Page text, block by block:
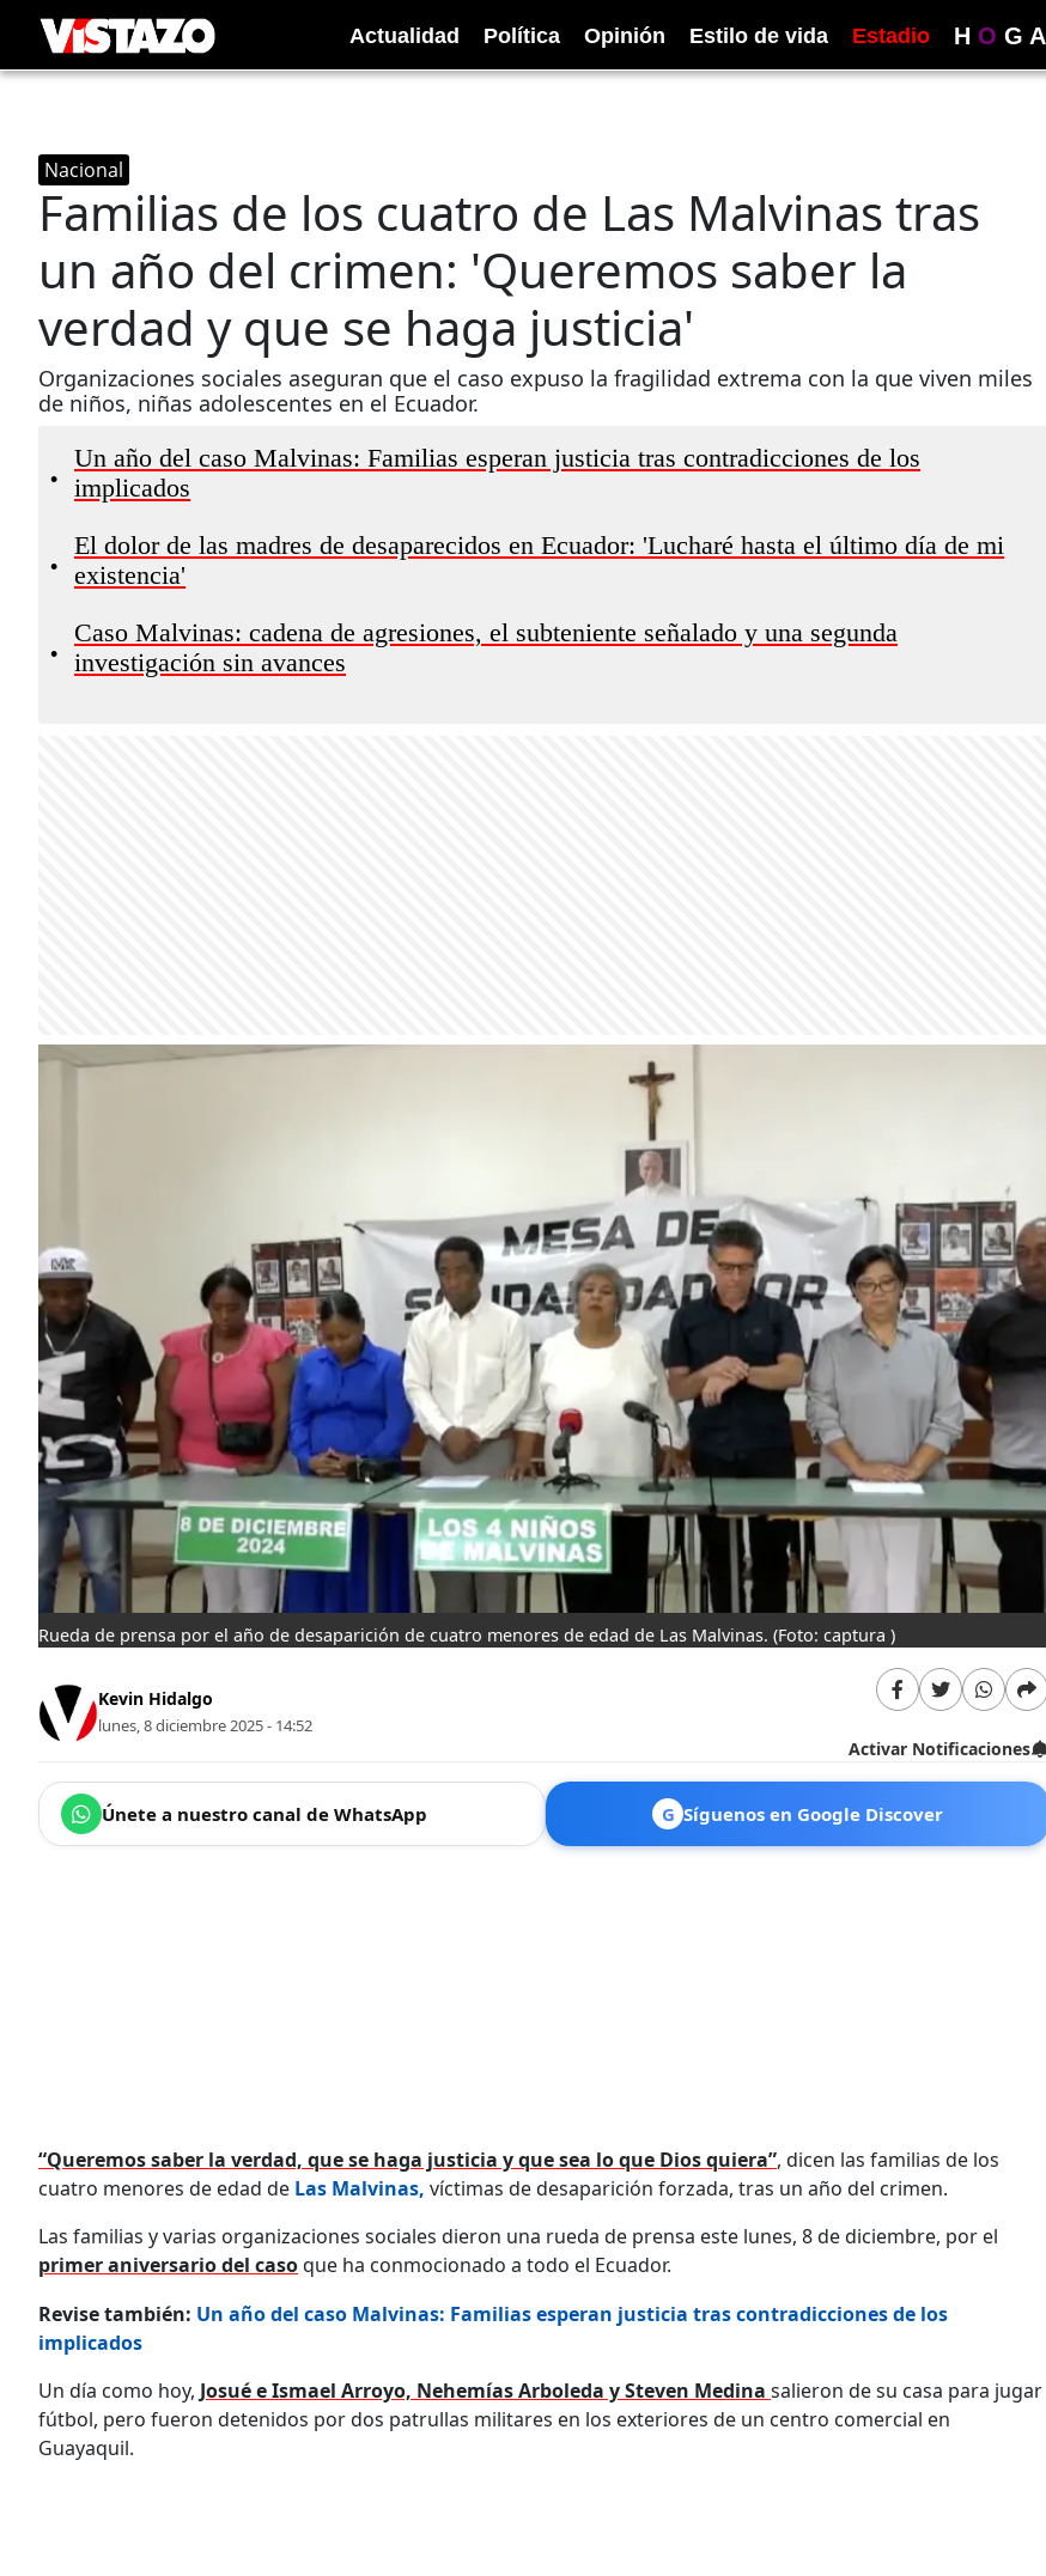
Actualidad Política Opinión Estilo de vida Estadio H O G A
Nacional
Familias de los cuatro de Las Malvinas tras
un año del crimen: 'Queremos saber la
verdad y que se haga justicia'
Organizaciones sociales aseguran que el caso expuso la fragilidad extrema con la que viven miles
de niños, niñas adolescentes en el Ecuador.
•
Un año del caso Malvinas: Familias esperan justicia tras contradicciones de los
implicados
•
El dolor de las madres de desaparecidos en Ecuador: 'Lucharé hasta el último día de mi
existencia'
•
Caso Malvinas: cadena de agresiones, el subteniente señalado y una segunda
investigación sin avances
Rueda de prensa por el año de desaparición de cuatro menores de edad de Las Malvinas. (Foto: captura )
Kevin Hidalgo
lunes, 8 diciembre 2025 - 14:52
Activar Notificaciones
Únete a nuestro canal de WhatsApp G Síguenos en Google Discover
“Queremos saber la verdad, que se haga justicia y que sea lo que Dios quiera”, dicen las familias de los
cuatro menores de edad de Las Malvinas, víctimas de desaparición forzada, tras un año del crimen.
Las familias y varias organizaciones sociales dieron una rueda de prensa este lunes, 8 de diciembre, por el
primer aniversario del casoque ha conmocionado a todo el Ecuador.
Revise también: Un año del caso Malvinas: Familias esperan justicia tras contradicciones de los
implicados
Un día como hoy, Josué e Ismael Arroyo, Nehemías Arboleda y Steven Medina salieron de su casa para jugar
fútbol, pero fueron detenidos por dos patrullas militares en los exteriores de un centro comercial en
Guayaquil.